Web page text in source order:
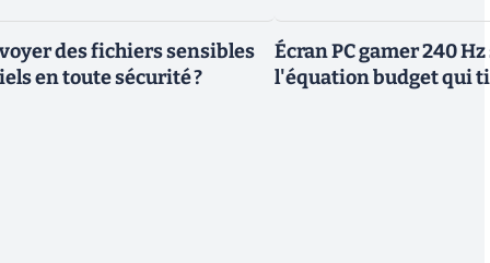
des fichiers sensibles
en toute sécurité ?
Écran PC gamer 240
l'équation budget qui